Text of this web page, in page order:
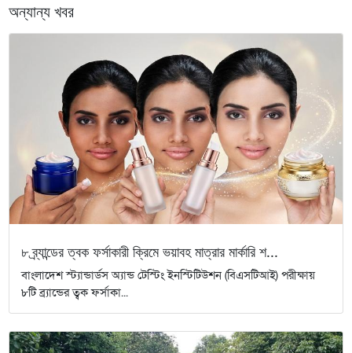
অন্যান্য খবর
৮ ব্র্যান্ডের ত্বক ফর্সাকারী ক্রিমে ভয়াবহ মাত্রার মার্কারি শ...
বাংলাদেশ স্ট্যান্ডার্ডস অ্যান্ড টেস্টিং ইনস্টিটিউশন (বিএসটিআই) পরীক্ষায়
৮টি ব্র্যান্ডের ত্বক ফর্সাকা...